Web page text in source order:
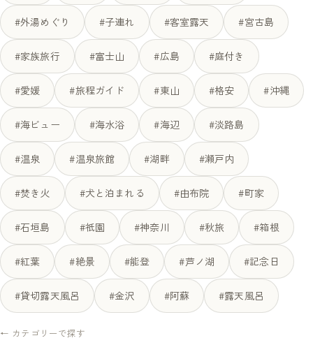
#外湯めぐり #子連れ #客室露天 #宮古島
#家族旅行 #富士山 #広島 #庭付き
#愛媛 #旅程ガイド #東山 #格安 #沖縄
#海ビュー #海水浴 #海辺 #淡路島
#温泉 #温泉旅館 #湖畔 #瀬戸内
#焚き火 #犬と泊まれる #由布院 #町家
#石垣島 #祇園 #神奈川 #秋旅 #箱根
#紅葉 #絶景 #能登 #芦ノ湖 #記念日
#貸切露天風呂 #金沢 #阿蘇 #露天風呂
← カテゴリーで探す